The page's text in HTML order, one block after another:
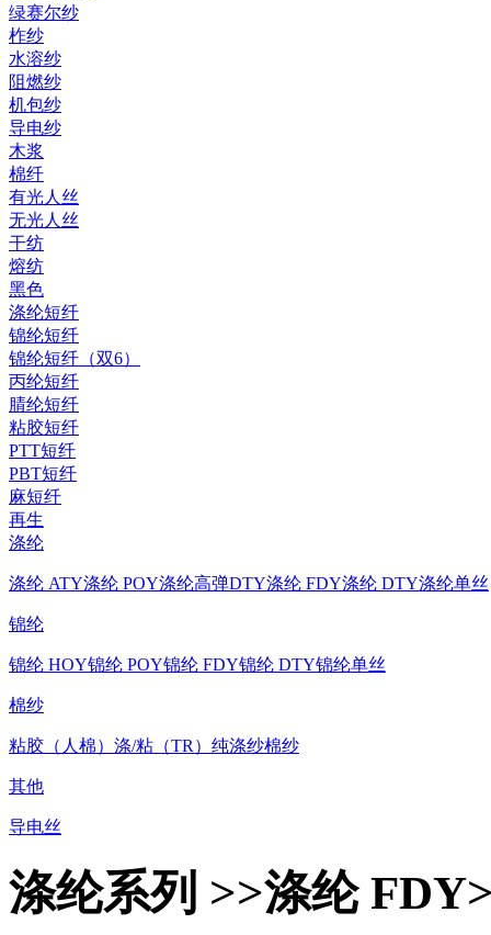
绿赛尔纱
柞纱
水溶纱
阻燃纱
机包纱
导电纱
木浆
棉纤
有光人丝
无光人丝
干纺
熔纺
黑色
涤纶短纤
锦纶短纤
锦纶短纤（双6）
丙纶短纤
腈纶短纤
粘胶短纤
PTT短纤
PBT短纤
麻短纤
再生
涤纶
涤纶 ATY涤纶 POY涤纶高弹DTY涤纶 FDY涤纶 DTY涤纶单丝
锦纶
锦纶 HOY锦纶 POY锦纶 FDY锦纶 DTY锦纶单丝
棉纱
粘胶（人棉） 涤/粘（TR） 纯涤纱棉纱
其他
导电丝
涤纶系列 >>涤纶